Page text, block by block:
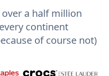
over a half million
continent
of course not)